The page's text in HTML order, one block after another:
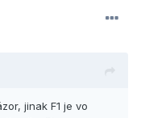
jinak F1 je vo